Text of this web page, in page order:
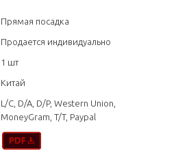
Прямая посадка
Продается индивидуально
1 шт
Китай
L/C, D/A, D/P, Western Union,
MoneyGram, T/T, Paypal